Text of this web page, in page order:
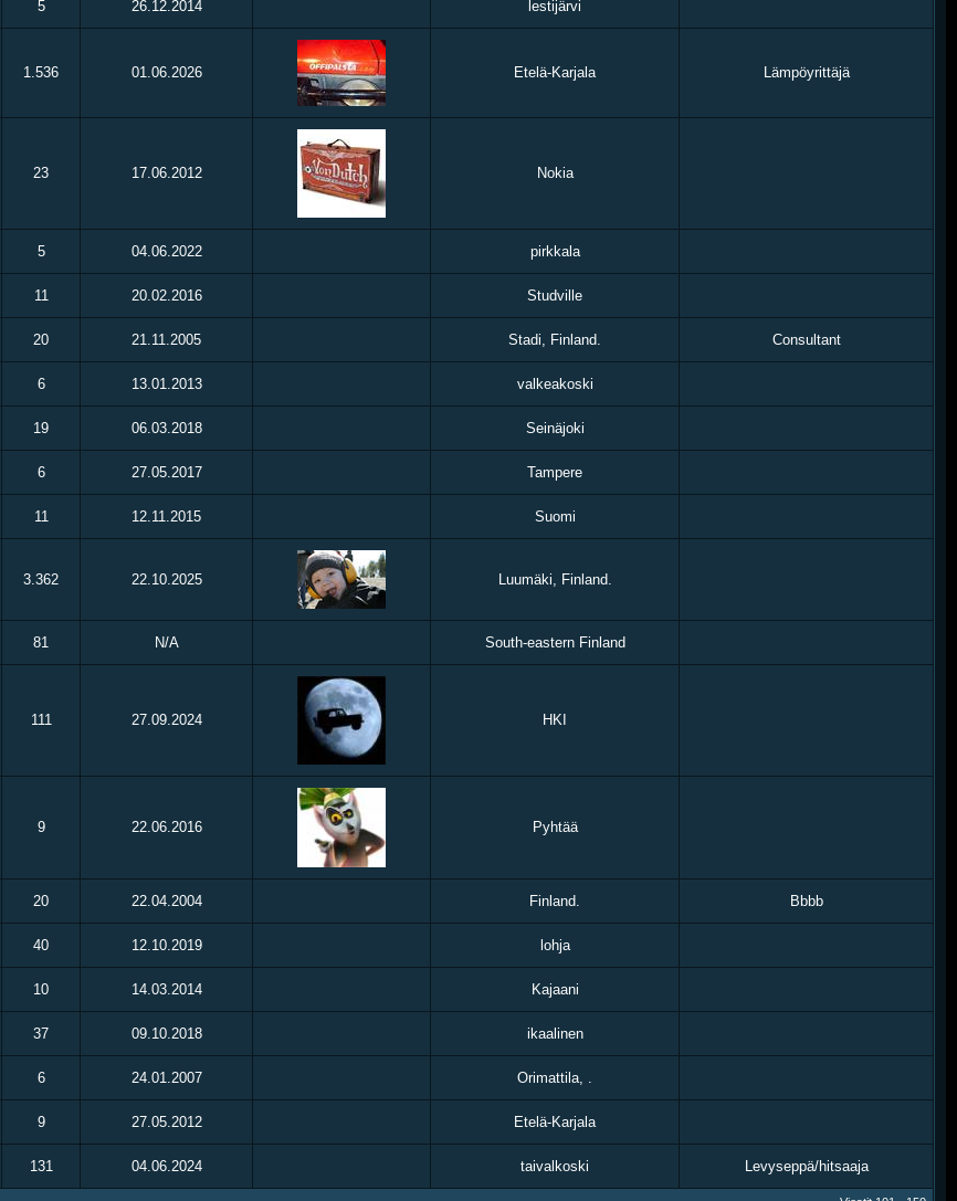
5 26.12.2014 lestijärvi
1.536 01.06.2026 Etelä-Karjala Lämpöyrittäjä
23 17.06.2012 Nokia
5 04.06.2022 pirkkala
11 20.02.2016 Studville
20 21.11.2005 Stadi, Finland. Consultant
6 13.01.2013 valkeakoski
19 06.03.2018 Seinäjoki
6 27.05.2017 Tampere
11 12.11.2015 Suomi
3.362 22.10.2025 Luumäki, Finland.
81 N/A South-eastern Finland
111 27.09.2024 HKI
9 22.06.2016 Pyhtää
20 22.04.2004 Finland. Bbbb
40 12.10.2019 lohja
10 14.03.2014 Kajaani
37 09.10.2018 ikaalinen
6 24.01.2007 Orimattila, .
9 27.05.2012 Etelä-Karjala
131 04.06.2024 taivalkoski Levyseppä/hitsaaja